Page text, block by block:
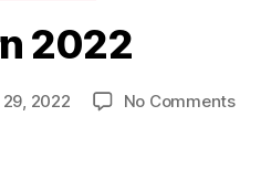
2022
2022 No Comments